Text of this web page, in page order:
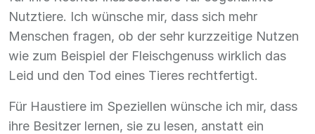
Nutztiere. Ich wünsche mir, dass sich mehr
Menschen fragen, ob der sehr kurzzeitige Nutzen
wie zum Beispiel der Fleischgenuss wirklich das
Leid und den Tod eines Tieres rechtfertigt.
Für Haustiere im Speziellen wünsche ich mir, dass
ihre Besitzer lernen, sie zu lesen, anstatt ein